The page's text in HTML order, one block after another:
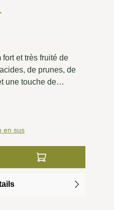
la viticulture moderne
et très fruité de
de prunes, de
une touche de
minérale-fruité,
en sus
: Entrez la